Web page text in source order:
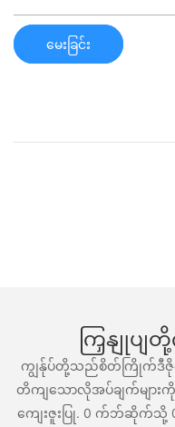
မေးခြင်း
ကြှနျုပ
ကျွန်ုပ်တို့သည်စိတ်ကြိုက်ဒီဇိုင်း
တိကျသောလိုအပ်ချက်များ
ကျေးဇူးပြု. 0 က်ဘ်ဆိုက်သို့